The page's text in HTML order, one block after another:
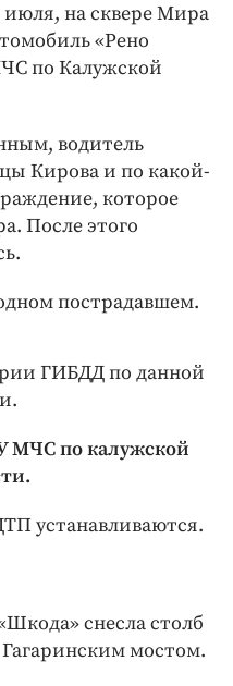
июля, на сквере Мира
«Рено
по Калужской
водитель
Кирова и по какой-
которое
После этого
пострадавшем.
ГИБДД по данной
МЧС по калужской
устанавливаются.
снесла столб
мостом.